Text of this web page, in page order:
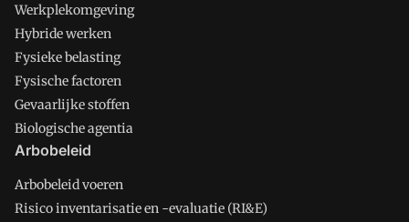
Werkplekomgeving
Hybride werken
Fysieke belasting
Fysische factoren
Gevaarlijke stoffen
Biologische agentia
Arbobeleid
Arbobeleid voeren
Risico inventarisatie en -evaluatie (RI&E)